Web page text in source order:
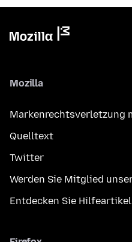
Mozilla
Markenrechtsverletzung
Quelltext
Twitter
Werden Sie Mitglied
Entdecken Sie Hilfeartikel